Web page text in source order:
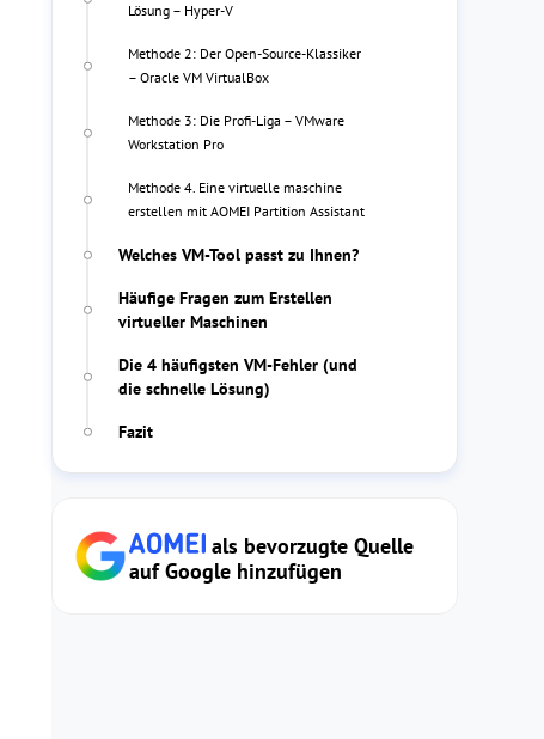
Lösung – Hyper-V
Methode 2: Der Open-Source-Klassiker
– Oracle VM VirtualBox
Methode 3: Die Profi-Liga – VMware
Workstation Pro
Methode 4. Eine virtuelle maschine
erstellen mit AOMEI Partition Assistant
Welches VM-Tool passt zu Ihnen?
Häufige Fragen zum Erstellen
virtueller Maschinen
Die 4 häufigsten VM-Fehler (und
die schnelle Lösung)
Fazit
als bevorzugte Quelle
auf Google hinzufügen